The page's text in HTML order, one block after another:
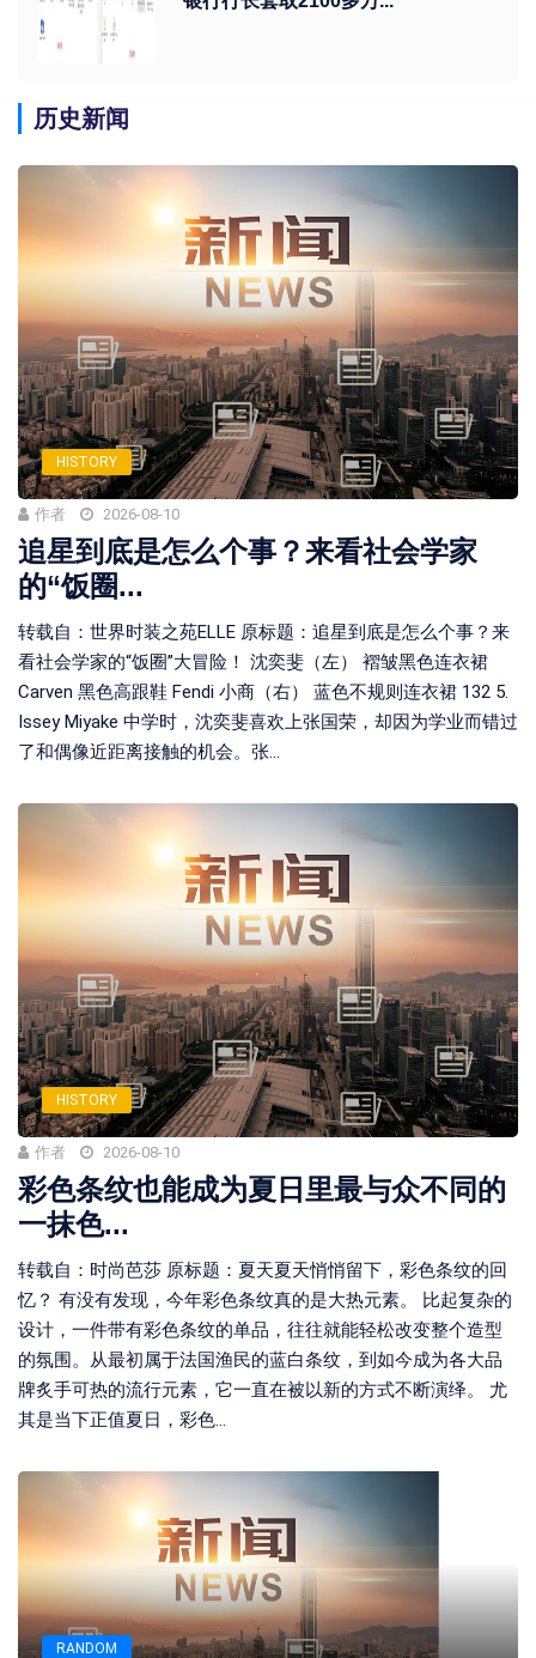
历史新闻
HISTORY
作者 2026-08-10
追星到底是怎么个事？来看社会学家
的“饭圈...
转载自：世界时装之苑ELLE 原标题：追星到底是怎么个事？来
看社会学家的“饭圈”大冒险！ 沈奕斐（左） 褶皱黑色连衣裙
Carven 黑色高跟鞋 Fendi 小商（右） 蓝色不规则连衣裙 132 5.
Issey Miyake 中学时，沈奕斐喜欢上张国荣，却因为学业而错过
了和偶像近距离接触的机会。张...
HISTORY
作者 2026-08-10
彩色条纹也能成为夏日里最与众不同的
一抹色...
转载自：时尚芭莎 原标题：夏天夏天悄悄留下，彩色条纹的回
忆？ 有没有发现，今年彩色条纹真的是大热元素。 比起复杂的
设计，一件带有彩色条纹的单品，往往就能轻松改变整个造型
的氛围。从最初属于法国渔民的蓝白条纹，到如今成为各大品
牌炙手可热的流行元素，它一直在被以新的方式不断演绎。 尤
其是当下正值夏日，彩色...
RANDOM